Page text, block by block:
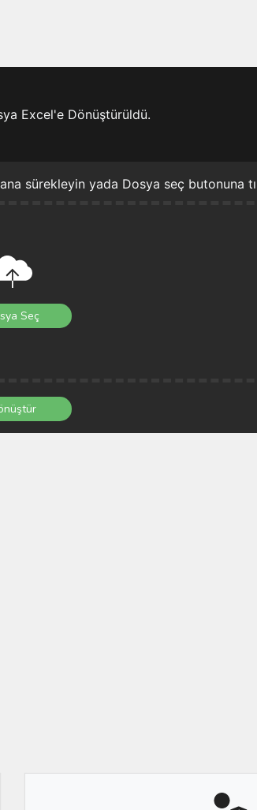
Excel'e Dönüştürüldü.
sürekleyin yada Dosya seç butonuna